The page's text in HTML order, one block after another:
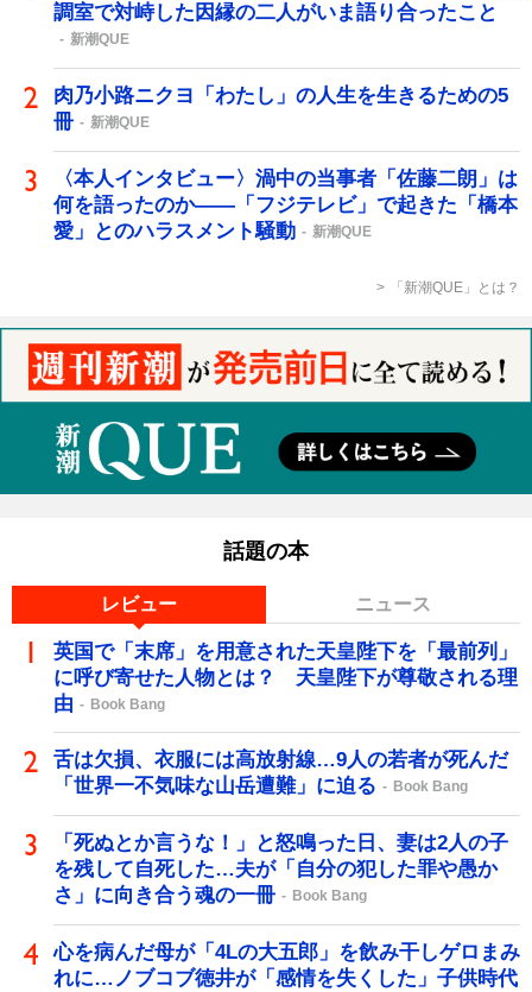
調室で対峙した因縁の二人がいま語り合ったこと
新潮QUE
肉乃小路ニクヨ「わたし」の人生を生きるための5
冊
新潮QUE
〈本人インタビュー〉渦中の当事者「佐藤二朗」は
何を語ったのか――「フジテレビ」で起きた「橋本
愛」とのハラスメント騒動
新潮QUE
「新潮QUE」とは？
話題の本
レビュー ニュース
英国で「末席」を用意された天皇陛下を「最前列」
に呼び寄せた人物とは？ 天皇陛下が尊敬される理
由
Book Bang
舌は欠損、衣服には高放射線…9人の若者が死んだ
「世界一不気味な山岳遭難」に迫る
Book Bang
「死ぬとか言うな！」と怒鳴った日、妻は2人の子
を残して自死した…夫が「自分の犯した罪や愚か
さ」に向き合う魂の一冊
Book Bang
心を病んだ母が「4Lの大五郎」を飲み干しゲロまみ
れに…ノブコブ徳井が「感情を失くした」子供時代